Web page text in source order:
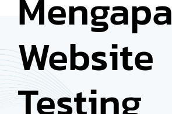
Website
Testing